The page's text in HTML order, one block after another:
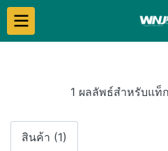
1 ผลลัพธ์สำหรับแท็
สินค้า (1)